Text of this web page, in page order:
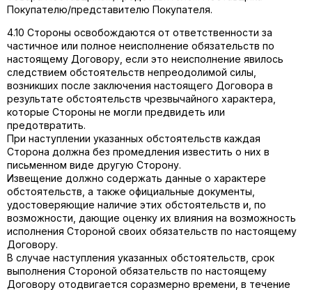
Покупателю/представителю Покупателя.
4.10 Стороны освобождаются от ответственности за
частичное или полное неисполнение обязательств по
настоящему Договору, если это неисполнение явилось
следствием обстоятельств непреодолимой силы,
возникших после заключения настоящего Договора в
результате обстоятельств чрезвычайного характера,
которые Стороны не могли предвидеть или
предотвратить.
При наступлении указанных обстоятельств каждая
Сторона должна без промедления известить о них в
письменном виде другую Сторону.
Извещение должно содержать данные о характере
обстоятельств, а также официальные документы,
удостоверяющие наличие этих обстоятельств и, по
возможности, дающие оценку их влияния на возможность
исполнения Стороной своих обязательств по настоящему
Договору.
В случае наступления указанных обстоятельств, срок
выполнения Стороной обязательств по настоящему
Договору отодвигается соразмерно времени, в течение